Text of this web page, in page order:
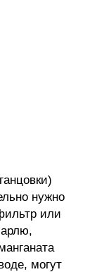
нужно
или
могут